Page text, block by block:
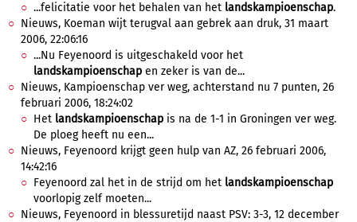
...felicitatie voor het behalen van het landskampioenschap.
Nieuws, Koeman wijt terugval aan gebrek aan druk, 31 maart
2006, 22:06:16
...Nu Feyenoord is uitgeschakeld voor het
landskampioenschap en zeker is van de...
Nieuws, Kampioenschap ver weg, achterstand nu 7 punten, 26
februari 2006, 18:24:02
Het landskampioenschap is na de 1-1 in Groningen ver weg.
De ploeg heeft nu een...
Nieuws, Feyenoord krijgt geen hulp van AZ, 26 februari 2006,
14:42:16
Feyenoord zal het in de strijd om het landskampioenschap
voorlopig zelf moeten...
Nieuws, Feyenoord in blessuretijd naast PSV: 3-3, 12 december